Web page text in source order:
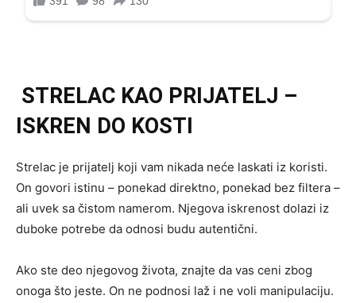
STRELAC KAO PRIJATELJ –
ISKREN DO KOSTI
Strelac je prijatelj koji vam nikada neće laskati iz koristi.
On govori istinu – ponekad direktno, ponekad bez filtera –
ali uvek sa čistom namerom. Njegova iskrenost dolazi iz
duboke potrebe da odnosi budu autentični.
Ako ste deo njegovog života, znajte da vas ceni zbog
onoga što jeste. On ne podnosi laž i ne voli manipulaciju.